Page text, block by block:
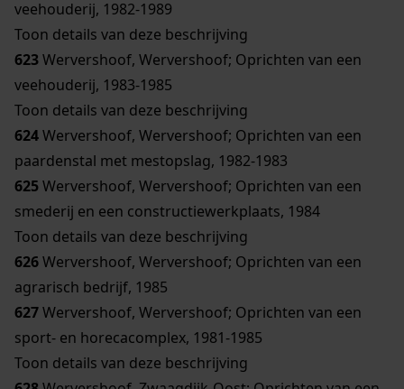
veehouderij, 1982-1989
Toon details van deze beschrijving
623Wervershoof, Wervershoof; Oprichten van een
veehouderij, 1983-1985
Toon details van deze beschrijving
624Wervershoof, Wervershoof; Oprichten van een
paardenstal met mestopslag, 1982-1983
625Wervershoof, Wervershoof; Oprichten van een
smederij en een constructiewerkplaats, 1984
Toon details van deze beschrijving
626Wervershoof, Wervershoof; Oprichten van een
agrarisch bedrijf, 1985
627Wervershoof, Wervershoof; Oprichten van een
sport- en horecacomplex, 1981-1985
Toon details van deze beschrijving